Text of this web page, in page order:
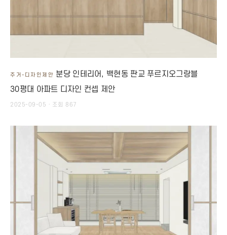
주거-디자인제안 분당 인테리어, 백현동 판교 푸르지오그랑블
30평대 아파트 디자인 컨셉 제안
2025-09-05 · 조회 867